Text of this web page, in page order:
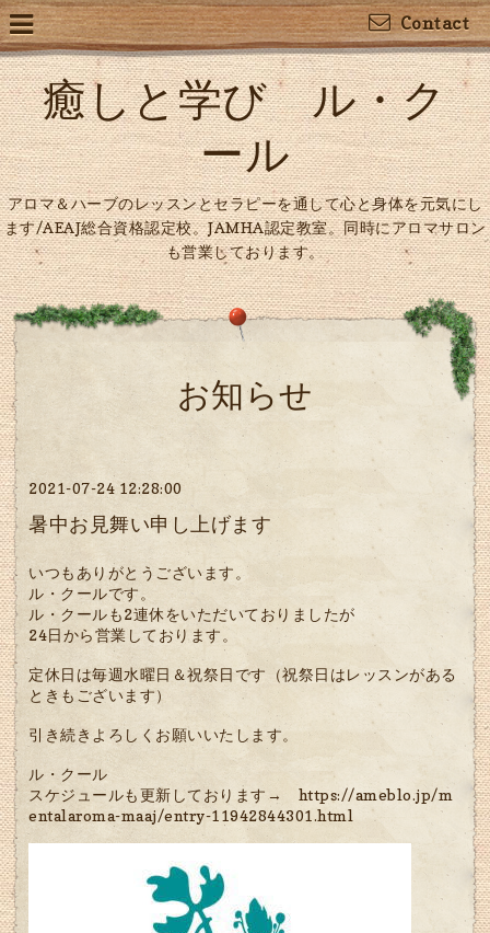
Contact
癒しと学び ル・ク
ール
アロマ＆ハーブのレッスンとセラピーを通して心と身体を元気にし
ます/AEAJ総合資格認定校。JAMHA認定教室。同時にアロマサロン
も営業しております。
お知らせ
2021-07-24 12:28:00
暑中お見舞い申し上げます
いつもありがとうございます。
ル・クールです。
ル・クールも2連休をいただいておりましたが
24日から営業しております。
定休日は毎週水曜日＆祝祭日です（祝祭日はレッスンがある
ときもございます）
引き続きよろしくお願いいたします。
ル・クール
スケジュールも更新しております→ https://ameblo.jp/m
entalaroma-maaj/entry-11942844301.html